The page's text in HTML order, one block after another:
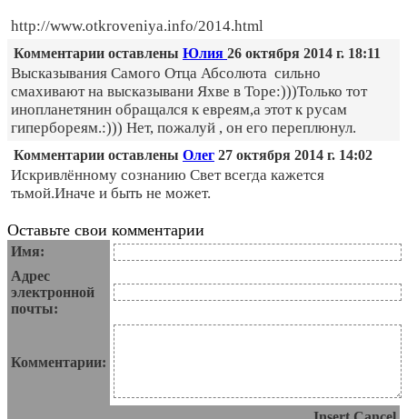
http://www.otkroveniya.info/2014.html
Комментарии оставлены Юлия 26 октября 2014 г. 18:11
Высказывания Самого Отца Абсолюта сильно
смахивают на высказывани Яхве в Торе:)))Только тот
инопланетянин обращался к евреям,а этот к русам
гипербореям.:))) Нет, пожалуй , он его переплюнул.
Комментарии оставлены Олег 27 октября 2014 г. 14:02
Искривлённому сознанию Свет всегда кажется
тьмой.Иначе и быть не может.
Оставьте свои комментарии
Имя:
Адрес
электронной
почты:
Комментарии: